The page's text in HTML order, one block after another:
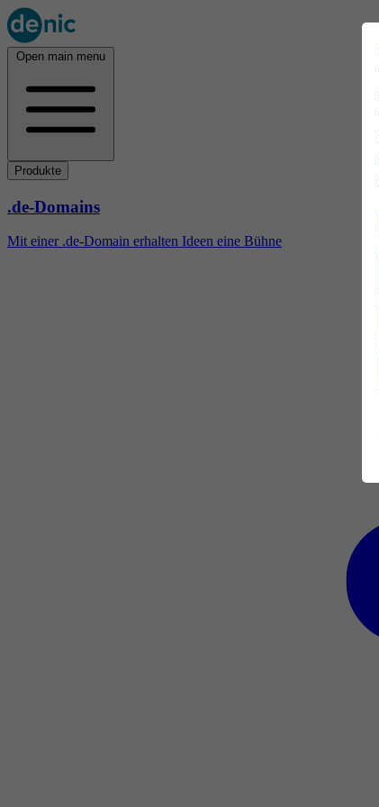
Open main menu
Produkte
.de-Domains
Mit einer .de-Domain erhalten Ideen eine Bühne